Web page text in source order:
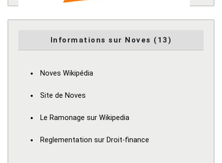
Informations sur Noves (13)
Noves Wikipédia
Site de Noves
Le Ramonage sur Wikipedia
Reglementation sur Droit-finance